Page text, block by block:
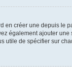
en créer une depuis
également ajouter
de spécifier sur